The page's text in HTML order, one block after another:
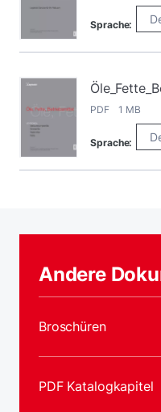
Sprache:
PDF 1 MB
Sprache:
Andere
Broschüren
PDF Katalogkapitel